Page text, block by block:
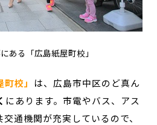
ある「広島紙屋町校」
町校」 は、広島市中区のど真ん
にあります。市電やバス、アス
通機関が充実しているので、